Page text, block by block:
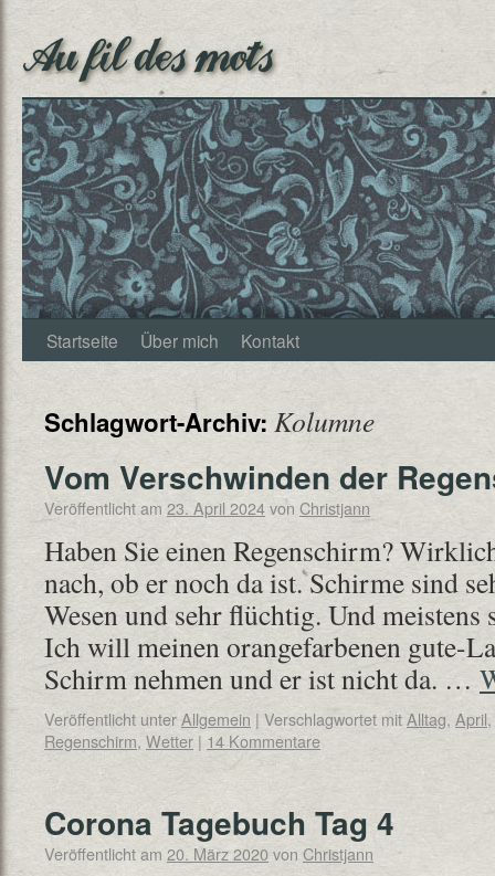
Au fil des mots
Startseite Über mich Kontakt
Schlagwort-Archiv: Kolumne
Vom Verschwinden der
Veröffentlicht am 23. April 2024von Christjann
Haben Sie einen Regenschirm?
nach, ob er noch da ist. Schirme sind
Wesen und sehr flüchtig. Und meistens
Ich will meinen orangefarbenen gute-
Schirm nehmen und er ist nicht da. …
Veröffentlicht unterAllgemein | Verschlagwortet mitAlltag, April,
Regenschirm, Wetter | 14 Kommentare
Corona Tagebuch Tag 4
Veröffentlicht am 20. März 2020von Christjann